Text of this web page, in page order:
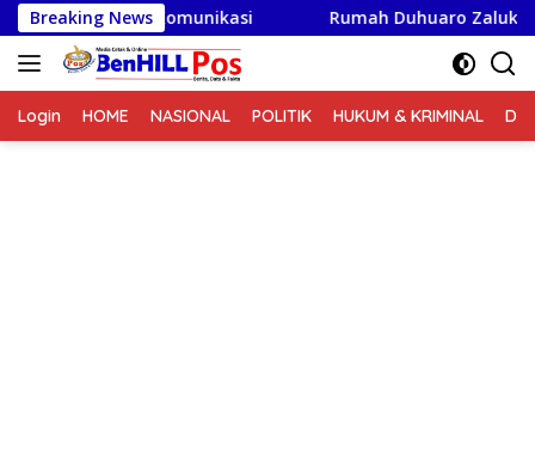
Langsung
ke
konten
Breaking News
Komunikasi Rumah Duhuaro Zalukhu Kini
Login HOME NASIONAL POLITIK HUKUM & KRIMINAL